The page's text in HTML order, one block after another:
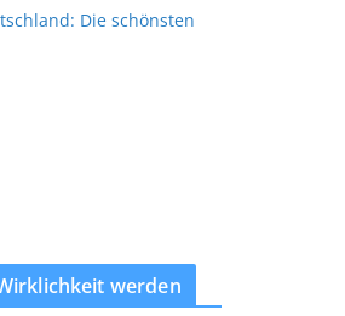
Die schönsten
werden